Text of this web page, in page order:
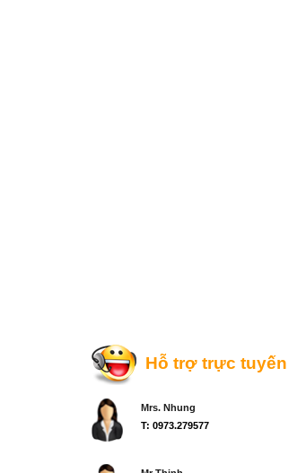
Hỗ trợ trực tuyến
Mrs. Nhung
T: 0973.279577